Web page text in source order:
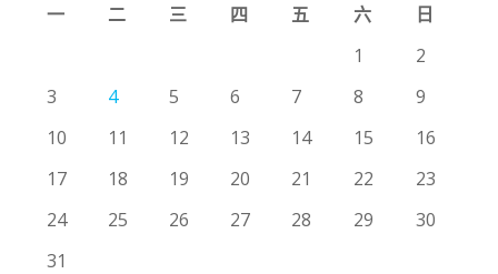
一
二 三 四 五 六
日
1
2
3
4 5 6 7 8
9
10
11 12 13 14 15
16
17
18 19 20 21 22
23
24
25 26 27 28 29
30
31